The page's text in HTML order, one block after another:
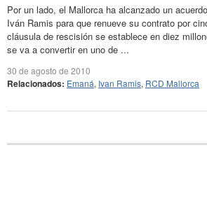
Por un lado, el Mallorca ha alcanzado un
Iván Ramis para que renueve su contrato por
cláusula de rescisión se establece en diez
se va a convertir en uno de ...
30 de agosto de 2010
Relacionados: Emaná, Ivan Ramis, RCD Mallorca